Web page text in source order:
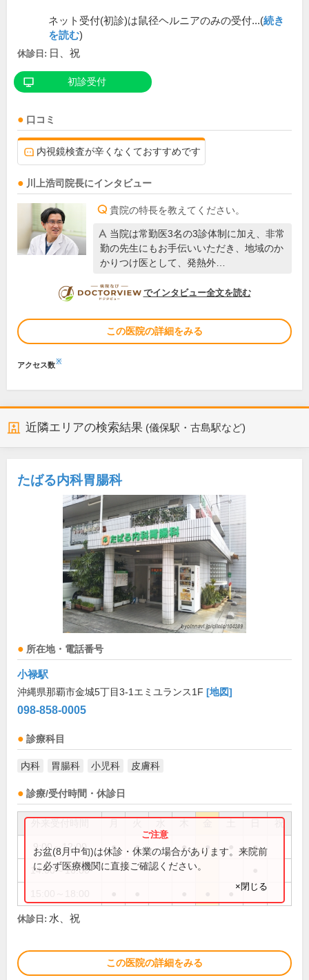
ネット受付(初診)は鼠径ヘルニアのみの受付...(続き
を読む)
休診日: 日、祝
初診受付
口コミ
内視鏡検査が辛くなくておすすめです
川上浩司 院長にインタビュー
貴院の特長を教えてください。
当院は常勤医3名の3診体制に加え、非常
勤の先生にもお手伝いいただき、地域のか
かりつけ医として、発熱外…
DOCTORVIEW
でインタビュー全文を読む
この医院の詳細をみる
アクセス数※
近隣エリアの検索結果 (儀保駅・古島駅など)
たばる内科胃腸科
所在地・電話番号
小禄駅
沖縄県那覇市金城5丁目3-1エミユランス1F [地図]
098-858-0005
診療科目
内科 胃腸科 小児科 皮膚科
診療/受付時間・休診日
祝
9:00～12:00 ● ● ● ● ●
14:00～16:00
お盆(8月中旬)は休診・休業の場合があります。来院前
に必ず医療機関に直接ご確認ください。
×閉じる
休診日: 水、祝
この医院の詳細をみる